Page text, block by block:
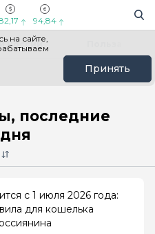
94,84
на сайте,
Принять
России
последние
с 1 июля 2026 года:
для кошелька